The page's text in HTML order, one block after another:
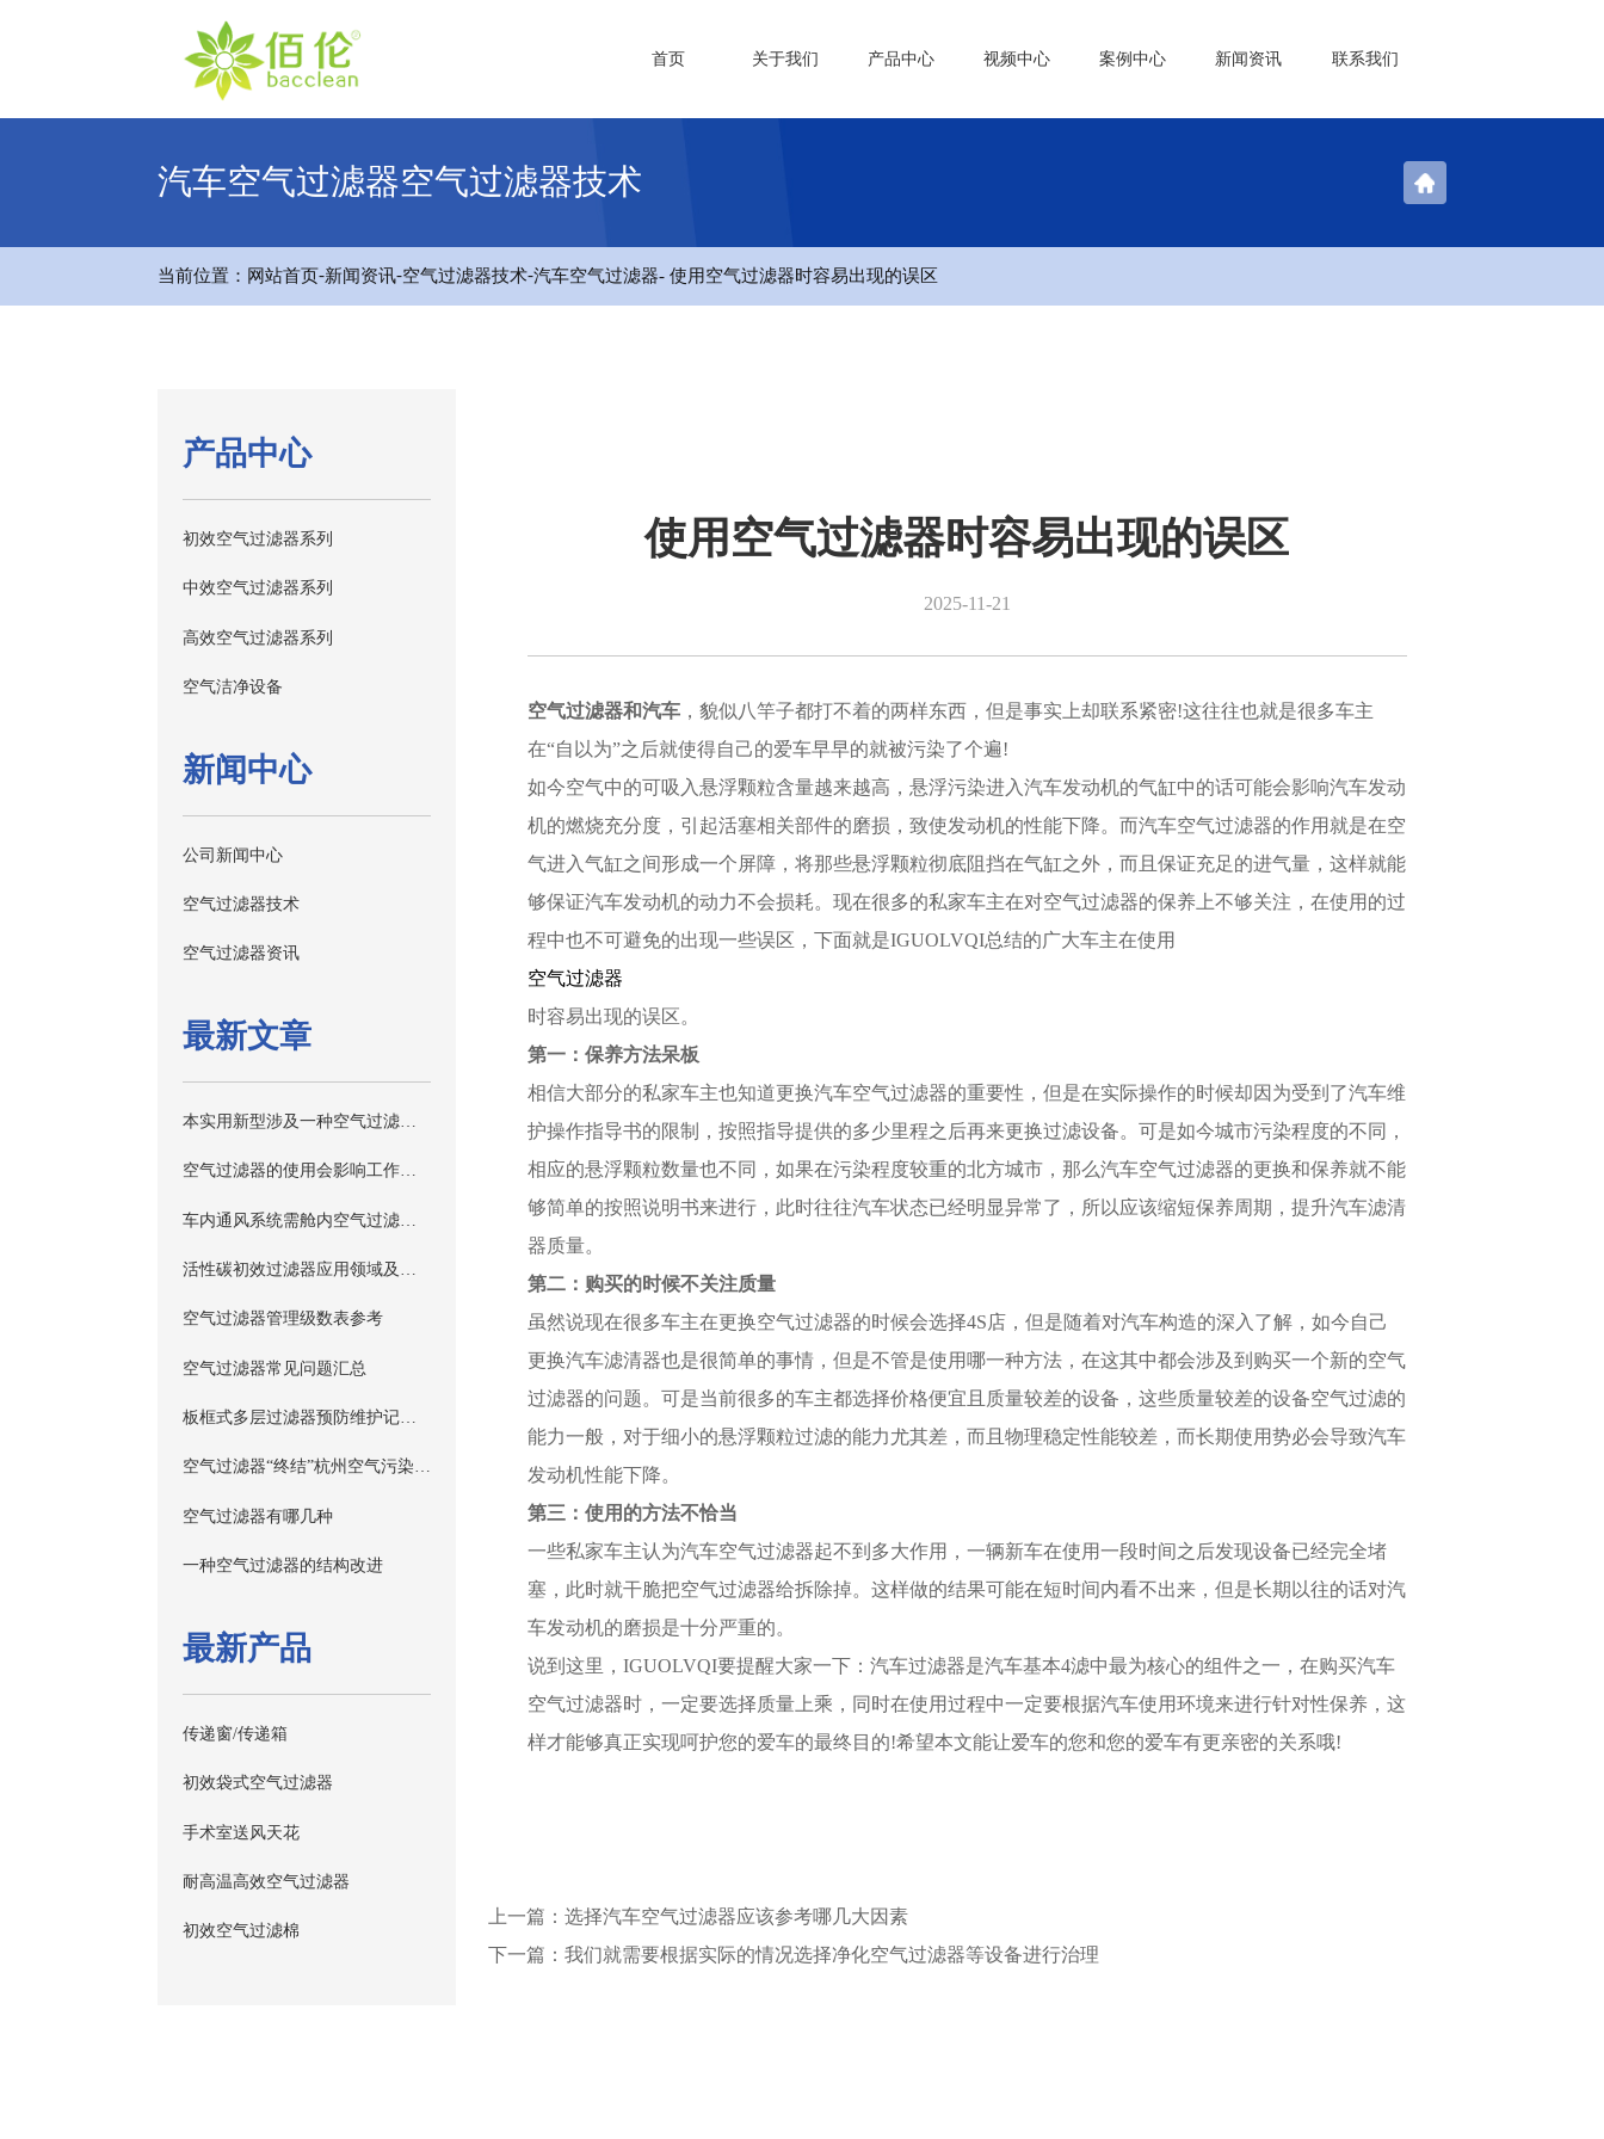
首页 关于我们 产品中心 视频中心 案例中心 新闻资讯 联系我们
汽车空气过滤器空气过滤器技术
当前位置： 网站首页-新闻资讯-空气过滤器技术-汽车空气过滤器- 使用空气过滤器时容易出现的误区
产品中心
初效空气过滤器系列
中效空气过滤器系列
高效空气过滤器系列
空气洁净设备
新闻中心
公司新闻中心
空气过滤器技术
空气过滤器资讯
最新文章
本实用新型涉及一种空气过滤器，尤其是一种低温、常温催化空气过滤器，属于空气净化材料领域
空气过滤器的使用会影响工作效率吗？
车内通风系统需舱内空气过滤器改进空气质量
空气过滤器管理级数表参考
空气过滤器常见问题汇总
板框式多层过滤器预防维护记录表
空气过滤器“终结”杭州空气污染困扰
空气过滤器有哪几种
一种空气过滤器的结构改进
最新产品
传递窗/传递箱
初效袋式空气过滤器
手术室送风天花
耐高温高效空气过滤器
初效空气过滤棉
使用空气过滤器时容易出现的误区
2025-11-21
空气过滤器和汽车 ，貌似八竿子都打不着的两样东西，但是事实上却联系紧密!这往往也就是很多车主
在“自以为”之后就使得自己的爱车早早的就被污染了个遍!
如今空气中的可吸入悬浮颗粒含量越来越高，悬浮污染进入汽车发动机的气缸中的话可能会影响汽车发动
机的燃烧充分度，引起活塞相关部件的磨损，致使发动机的性能下降。而汽车空气过滤器的作用就是在空
气进入气缸之间形成一个屏障，将那些悬浮颗粒彻底阻挡在气缸之外，而且保证充足的进气量，这样就能
够保证汽车发动机的动力不会损耗。现在很多的私家车主在对空气过滤器的保养上不够关注，在使用的过
程中也不可避免的出现一些误区，下面就是IGUOLVQI总结的广大车主在使用
空气过滤器
时容易出现的误区。
第一：保养方法呆板
相信大部分的私家车主也知道更换汽车空气过滤器的重要性，但是在实际操作的时候却因为受到了汽车维
护操作指导书的限制，按照指导提供的多少里程之后再来更换过滤设备。可是如今城市污染程度的不同，
相应的悬浮颗粒数量也不同，如果在污染程度较重的北方城市，那么汽车空气过滤器的更换和保养就不能
够简单的按照说明书来进行，此时往往汽车状态已经明显异常了，所以应该缩短保养周期，提升汽车滤清
器质量。
第二：购买的时候不关注质量
虽然说现在很多车主在更换空气过滤器的时候会选择4S店，但是随着对汽车构造的深入了解，如今自己
更换汽车滤清器也是很简单的事情，但是不管是使用哪一种方法，在这其中都会涉及到购买一个新的空气
过滤器的问题。可是当前很多的车主都选择价格便宜且质量较差的设备，这些质量较差的设备空气过滤的
能力一般，对于细小的悬浮颗粒过滤的能力尤其差，而且物理稳定性能较差，而长期使用势必会导致汽车
发动机性能下降。
第三：使用的方法不恰当
一些私家车主认为汽车空气过滤器起不到多大作用，一辆新车在使用一段时间之后发现设备已经完全堵
塞，此时就干脆把空气过滤器给拆除掉。这样做的结果可能在短时间内看不出来，但是长期以往的话对汽
车发动机的磨损是十分严重的。
说到这里，IGUOLVQI要提醒大家一下：汽车过滤器是汽车基本4滤中最为核心的组件之一，在购买汽车
空气过滤器时，一定要选择质量上乘，同时在使用过程中一定要根据汽车使用环境来进行针对性保养，这
样才能够真正实现呵护您的爱车的最终目的!希望本文能让爱车的您和您的爱车有更亲密的关系哦!
上一篇：选择汽车空气过滤器应该参考哪几大因素
下一篇：我们就需要根据实际的情况选择净化空气过滤器等设备进行治理